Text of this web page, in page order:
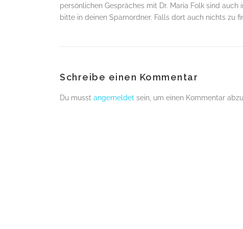
persönlichen Gespräches mit Dr. Maria Folk sind
bitte in deinen Spamordner. Falls dort auch nichts zu
Schreibe einen Kommentar
Du musst angemeldet sein, um einen Kommentar